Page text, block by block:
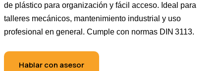
de plástico para organización y fácil acceso. Ideal para
talleres mecánicos, mantenimiento industrial y uso
profesional en general. Cumple con normas DIN 3113.
Hablar con asesor